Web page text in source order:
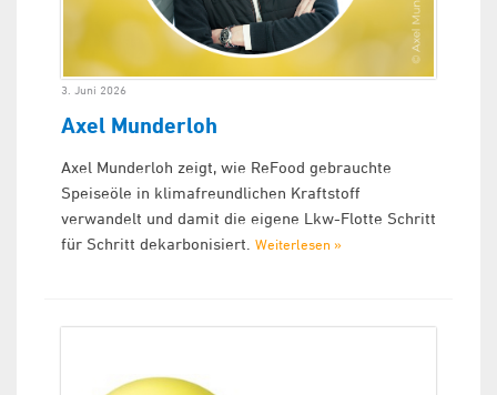
3. Juni 2026
Axel Munderloh
Axel Munderloh zeigt, wie ReFood gebrauchte
Speiseöle in klimafreundlichen Kraftstoff
verwandelt und damit die eigene Lkw-Flotte Schritt
für Schritt dekarbonisiert. Weiterlesen »